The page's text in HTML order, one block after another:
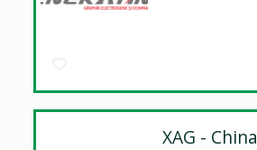
XAG - China